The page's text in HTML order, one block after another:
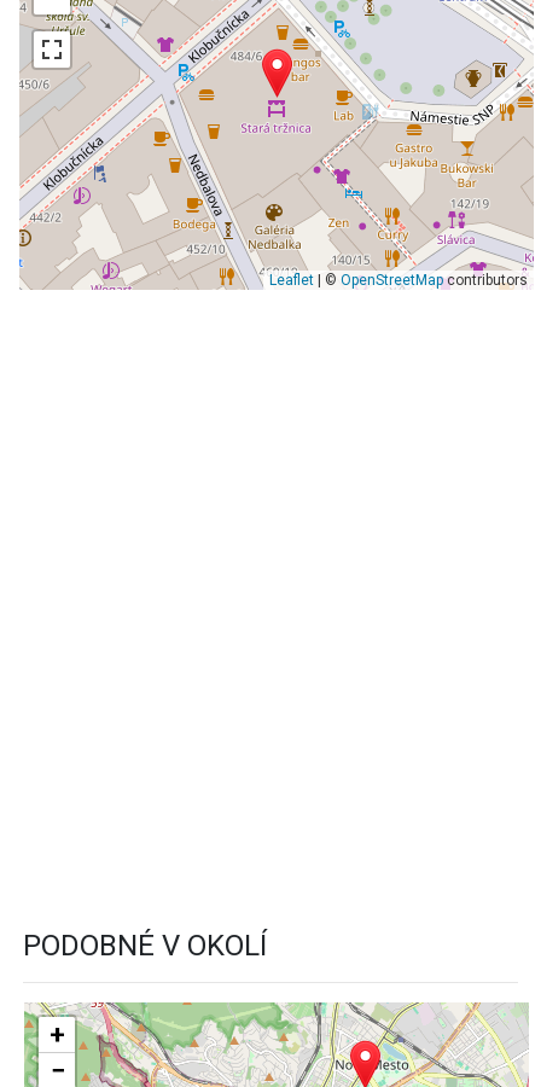
Leaflet| © OpenStreetMapcontributors
PODOBNÉ V OKOLÍ
+
−